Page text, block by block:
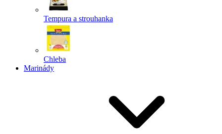
Tempura a strouhanka
Chleba
Marinády